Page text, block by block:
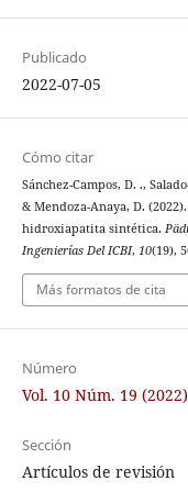
Publicado
2022-07-05
Cómo citar
Sánchez-Campos, D. .,
& Mendoza-Anaya, D.
hidroxiapatita sintética.
Ingenierías Del ICBI, 10(19),
Más formatos de cita
Número
Vol. 10 Núm. 19
Sección
Artículos de revisión